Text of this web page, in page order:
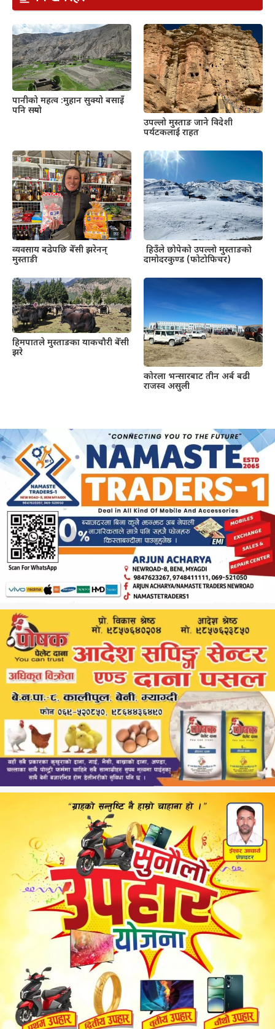
पानीको महत्व :मुहान सुक्यो बसाइँ
पनि सर्‍यो
उपल्लो मुस्ताङ जाने विदेशी
पर्यटकलाई राहत
व्यवसाय बढेपछि बेँसी झरेनन्
मुस्ताङी
हिउँले छोपेको उपल्लो मुस्ताङको
दामोदरकुण्ड (फोटोफिचर)
हिमपातले मुस्ताङका याकचौरी बेँसी
झरे
कोरला भन्सारबाट तीन अर्ब बढी
राजस्व असुली